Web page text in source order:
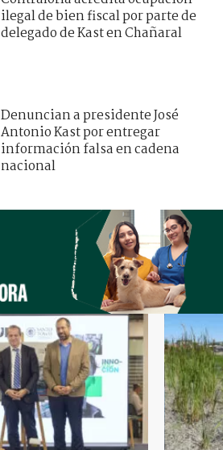
ilegal de bien fiscal por parte de
delegado de Kast en Chañaral
Denuncian a presidente José
Antonio Kast por entregar
información falsa en cadena
nacional